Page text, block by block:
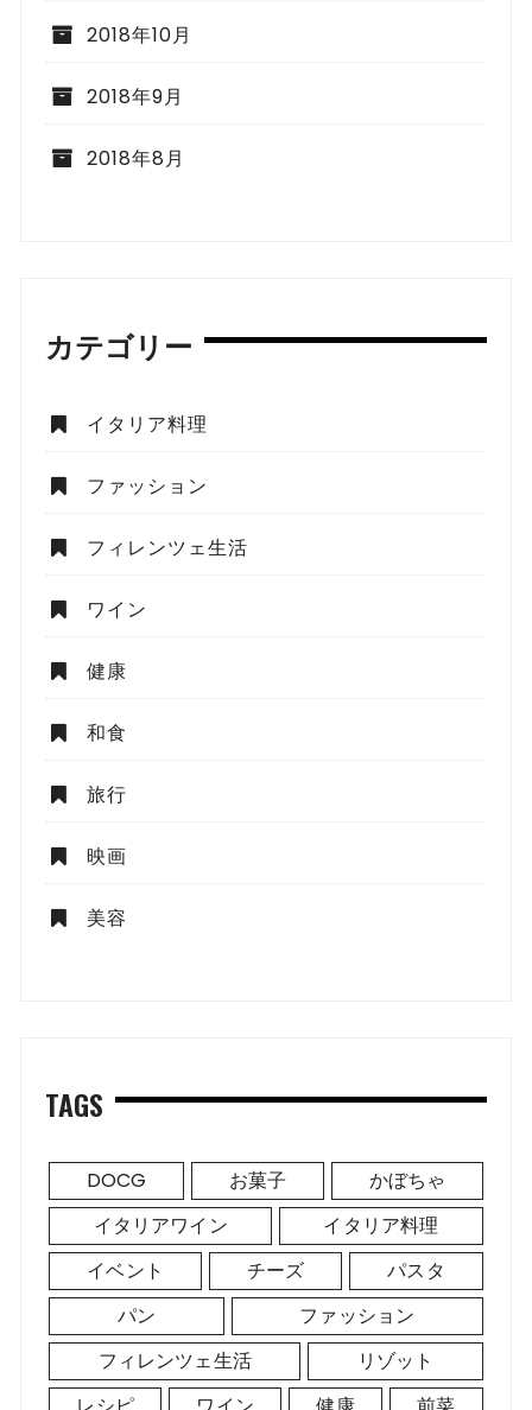
2018年10月
2018年9月
2018年8月
カテゴリー
イタリア料理
ファッション
フィレンツェ生活
ワイン
健康
和食
旅行
映画
美容
TAGS
DOCG お菓子
かぼちゃ
イタリアワイン
イタリア料理
イベント
チーズ
パスタ
パン
ファッション
フィレンツェ生活
リゾット